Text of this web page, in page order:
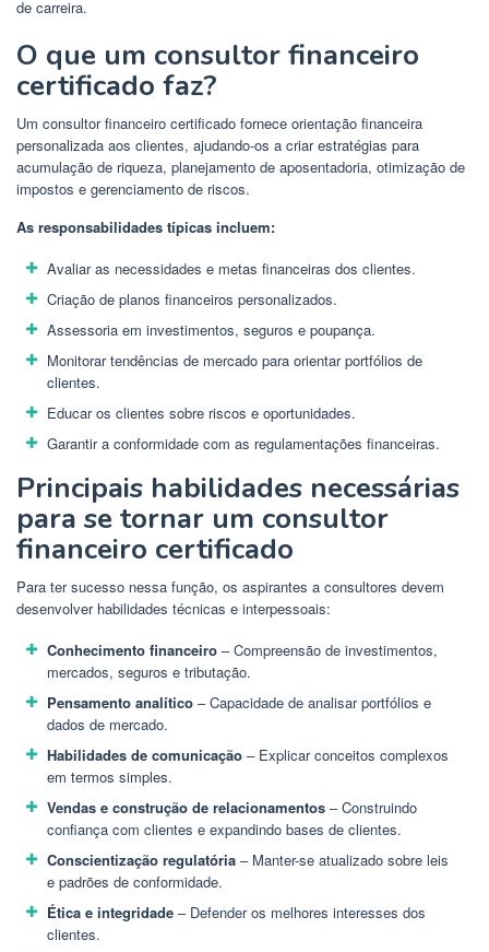
de carreira.
O que um consultor financeiro
certificado faz?
Um consultor financeiro certificado fornece orientação financeira
personalizada aos clientes, ajudando-os a criar estratégias para
acumulação de riqueza, planejamento de aposentadoria, otimização de
impostos e gerenciamento de riscos.
As responsabilidades típicas incluem:
Avaliar as necessidades e metas financeiras dos clientes.
Criação de planos financeiros personalizados.
Assessoria em investimentos, seguros e poupança.
Monitorar tendências de mercado para orientar portfólios de
clientes.
Educar os clientes sobre riscos e oportunidades.
Garantir a conformidade com as regulamentações financeiras.
Principais habilidades necessárias
para se tornar um consultor
financeiro certificado
Para ter sucesso nessa função, os aspirantes a consultores devem
desenvolver habilidades técnicas e interpessoais:
Conhecimento financeiro – Compreensão de investimentos,
mercados, seguros e tributação.
Pensamento analítico – Capacidade de analisar portfólios e
dados de mercado.
Habilidades de comunicação – Explicar conceitos complexos
em termos simples.
Vendas e construção de relacionamentos – Construindo
confiança com clientes e expandindo bases de clientes.
Conscientização regulatória – Manter-se atualizado sobre leis
e padrões de conformidade.
Ética e integridade – Defender os melhores interesses dos
clientes.